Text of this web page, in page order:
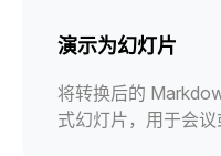
演示为幻灯片
将转换后的
式幻灯片，用于会议